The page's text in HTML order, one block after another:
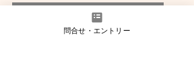
クリックしてアップロード
問合せ・エントリー